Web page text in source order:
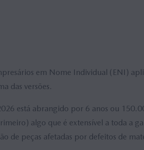
em Nome Individual (ENI)
das versões.
está abrangido por 6 anos ou
algo que é extensível a toda a
de peças afetadas por defeitos de